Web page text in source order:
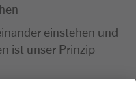
einstehen und
ist unser Prinzip